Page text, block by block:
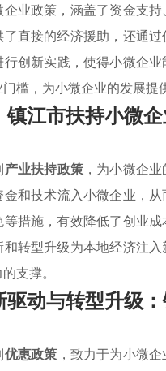
业政策，涵盖了资金支
直接的经济援助，还通
行创新实践，使得小微企
槛，为小微企业的发展提
镇江市扶持小微
产业扶持政策，为小微企
和技术流入小微企业，
措施，有效降低了创业
转型升级为本地经济注
支撑。
驱动与转型升级
优惠政策 ，致力于为小微